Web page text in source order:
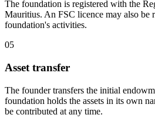
The foundation is registered with the
Mauritius. An FSC licence may also be
foundation's activities.
05
Asset transfer
The founder transfers the initial
foundation holds the assets in its own
be contributed at any time.